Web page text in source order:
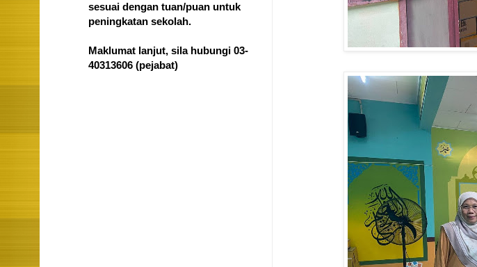
sesuai dengan tuan/puan untuk
peningkatan sekolah.
Maklumat lanjut, sila hubungi 03-
40313606 (pejabat)